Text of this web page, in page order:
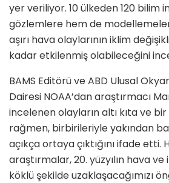
yer veriliyor. 10 ülkeden 120 bilim
gözlemlere hem de
aşırı hava olaylarının iklim
kadar etkilenmiş olabileceğini
BAMS Editörü ve ABD Ulusal
Dairesi NOAA’dan araştırmacı
incelenen olayların altı kıta ve bir
rağmen, birbirileriyle yakından
açıkça ortaya çıktığını ifade etti.
araştırmalar, 20. yüzyılın hava
köklü şekilde uzaklaşacağımızı